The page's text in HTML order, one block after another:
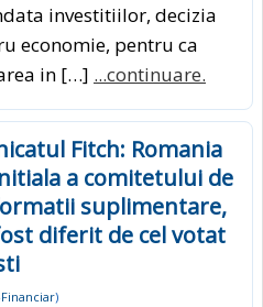
investitiilor, decizia
economie, pentru ca
in […] ...continuare.
Fitch: Romania
a comitetului de
suplimentare,
diferit de cel votat
)